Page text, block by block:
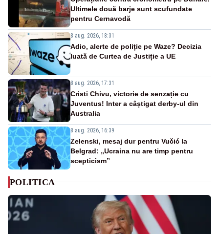
Ultimele două barje sunt scufundate
pentru Cernavodă
8 aug. 2026, 18:31
Adio, alerte de poliție pe Waze? Decizia
luată de Curtea de Justiție a UE
8 aug. 2026, 17:31
Cristi Chivu, victorie de senzație cu
Juventus! Inter a câștigat derby-ul din
Australia
8 aug. 2026, 16:39
Zelenski, mesaj dur pentru Vučić la
Belgrad: „Ucraina nu are timp pentru
scepticism”
POLITICA